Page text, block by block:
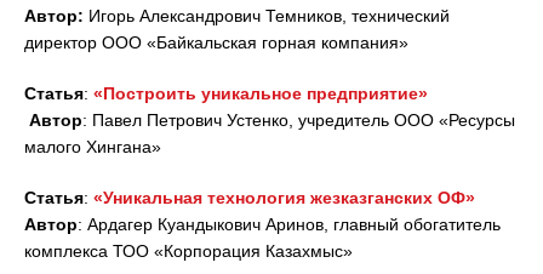
Автор: Игорь Александрович Темников, технический
директор ООО «Байкальская горная компания»
Статья: «Построить уникальное предприятие»
Автор: Павел Петрович Устенко, учредитель ООО «Ресурсы
малого Хингана»
Статья: «Уникальная технология жезказганских ОФ»
Автор: Ардагер Куандыкович Аринов, главный обогатитель
комплекса ТОО «Корпорация Казахмыс»